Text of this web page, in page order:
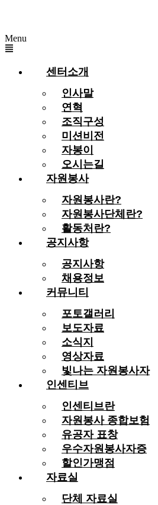
Menu
센터소개
인사말
연혁
조직구성
미션비전
자봉이
오시는길
자원봉사
자원봉사란?
자원봉사단체란?
활동처란?
공지사항
공지사항
채용정보
커뮤니티
포토갤러리
보도자료
소식지
영상자료
빛나는 자원봉사자
인센티브
인센티브란
자원봉사 종합보험
유공자 표창
우수자원봉사자증
할인가맹점
자료실
단체 자료실